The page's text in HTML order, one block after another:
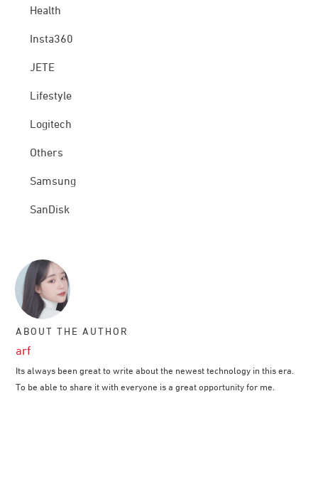
Health
Insta360
JETE
Lifestyle
Logitech
Others
Samsung
SanDisk
ABOUT THE AUTHOR
arf
Its always been great to write about the newest technology in this era.
To be able to share it with everyone is a great opportunity for me.